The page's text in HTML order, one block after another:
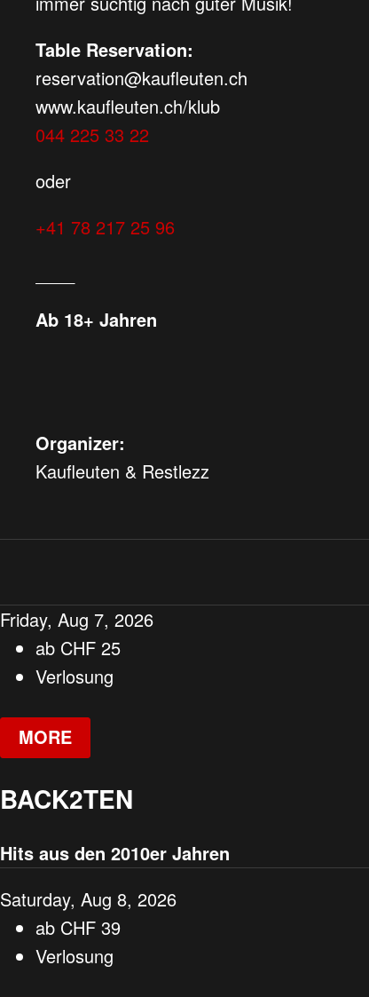
Table Reservation:
reservation@kaufleuten.ch
www.kaufleuten.ch/klub
044 225 33 22
oder
+41 78 217 25 96
Ab 18+ Jahren
Organizer:
Kaufleuten & Restlezz
Friday, Aug 7, 2026
ab CHF 25
Verlosung
MORE
BACK2TEN
Hits aus den 2010er Jahren
Saturday, Aug 8, 2026
ab CHF 39
Verlosung